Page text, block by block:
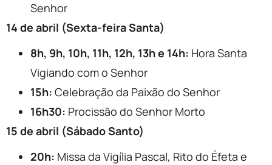
Senhor
14 de abril (Sexta-feira Santa)
8h, 9h, 10h, 11h, 12h, 13h e 14h: Hora Santa
Vigiando com o Senhor
15h: Celebração da Paixão do Senhor
16h30: Procissão do Senhor Morto
15 de abril (Sábado Santo)
20h: Missa da Vigília Pascal, Rito do Éfeta e